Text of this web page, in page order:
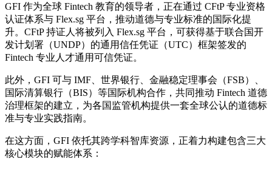
GFI 作为全球 Fintech 教育的领导者，正在通过 CFtP 专业资格
认证体系与 Flex.sg 平台，推动道德与专业标准的国际化提
升。CFtP 持证人将被列入 Flex.sg 平台，可获得基于联合国开
发计划署（UNDP）的通用信任凭证（UTC）框架签发的
Fintech 专业人才通用可信凭证。
此外，GFI 可与 IMF、世界银行、金融稳定理事会（FSB）、
国际清算银行（BIS）等国际机构合作，共同推动 Fintech 道德
治理框架的建立，为各国监管机构提供一套全球公认的道德标
准与专业实践指南。
在这方面，GFI 依托其跨学科智库资源，正着力构建包含三大
核心模块的赋能体系：